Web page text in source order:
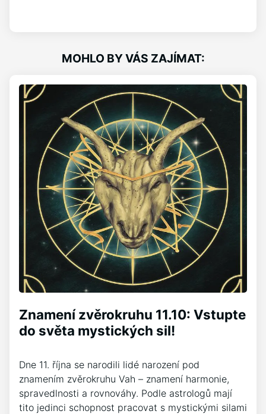
MOHLO BY VÁS ZAJÍMAT:
Znamení zvěrokruhu 11.10: Vstupte
do světa mystických sil!
Dne 11. října se narodili lidé narození pod
znamením zvěrokruhu Vah – znamení harmonie,
spravedlnosti a rovnováhy. Podle astrologů mají
tito jedinci schopnost pracovat s mystickými silami